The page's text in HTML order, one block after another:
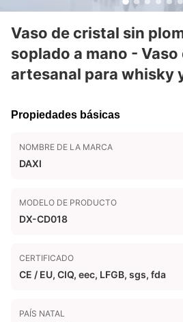
Vaso de cristal sin
soplado a mano - Vaso
artesanal para whisky
Propiedades básicas
NOMBRE DE LA MARCA
DAXI
MODELO DE PRODUCTO
DX-CD018
CERTIFICADO
CE / EU, CIQ, eec, LFGB, sgs, fda
PAÍS NATAL